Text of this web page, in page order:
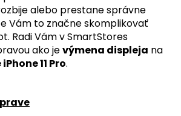
alebo prestane správne
Vám to značne skomplikovať
Radi Vám v SmartStores
ako jevýmena displeja na
11 Pro.